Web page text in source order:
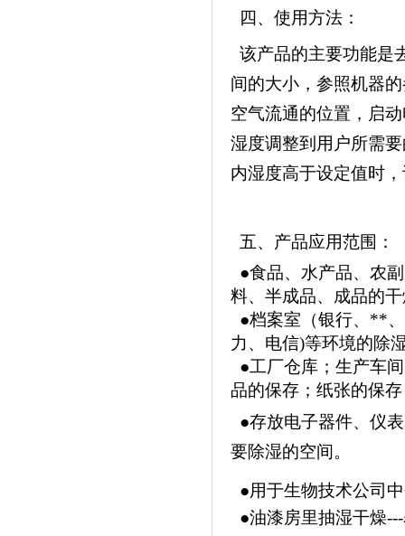
四、使用方法：
该产品的主要功能是
间的大小，参照机器
空气流通的位置，启
湿度调整到用户所需
内湿度高于设定值时
五、产品应用范围：
●食品、水产品、农
料、半成品、成品的
●档案室（银行、**
力、电信)等环境的除
●工厂仓库；生产车
品的保存；纸张的保
●存放电子器件、仪
要除湿的空间。
●用于生物技术公司
●油漆房里抽湿干燥